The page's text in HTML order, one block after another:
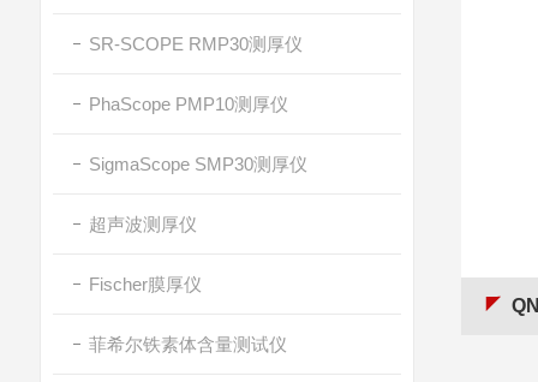
SR-SCOPE RMP30测厚仪
PhaScope PMP10测厚仪
SigmaScope SMP30测厚仪
超声波测厚仪
Fischer膜厚仪
菲希尔铁素体含量测试仪